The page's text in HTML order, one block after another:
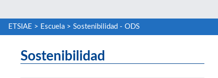
ETSIAE > Escuela> Sostenibilidad - ODS
Sostenibilidad